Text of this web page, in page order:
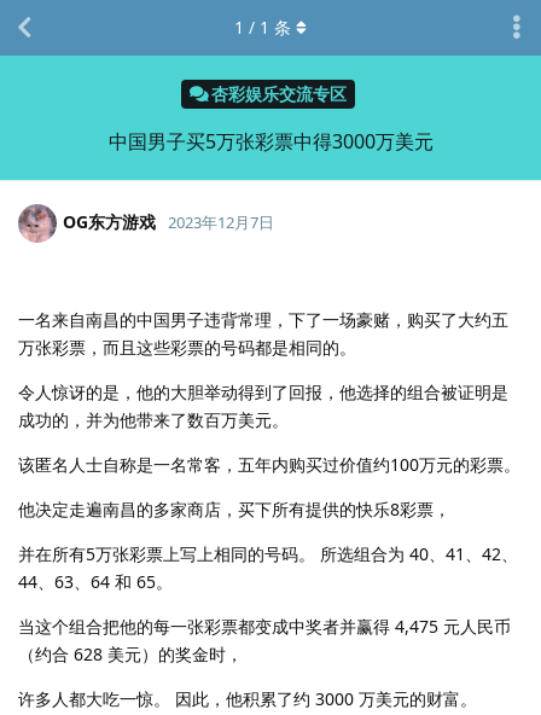
杏彩娱乐交流专区
中国男子买5万张彩票中得3000万美元
1 / 1 条
OG东方游戏 2023年12月7日
一名来自南昌的中国男子违背常理，下了一场豪赌，购买了大约五
万张彩票，而且这些彩票的号码都是相同的。
令人惊讶的是，他的大胆举动得到了回报，他选择的组合被证明是
成功的，并为他带来了数百万美元。
该匿名人士自称是一名常客，五年内购买过价值约100万元的彩票。
他决定走遍南昌的多家商店，买下所有提供的快乐8彩票，
并在所有5万张彩票上写上相同的号码。 所选组合为 40、41、42、
44、63、64 和 65。
当这个组合把他的每一张彩票都变成中奖者并赢得 4,475 元人民币
（约合 628 美元）的奖金时，
许多人都大吃一惊。 因此，他积累了约 3000 万美元的财富。